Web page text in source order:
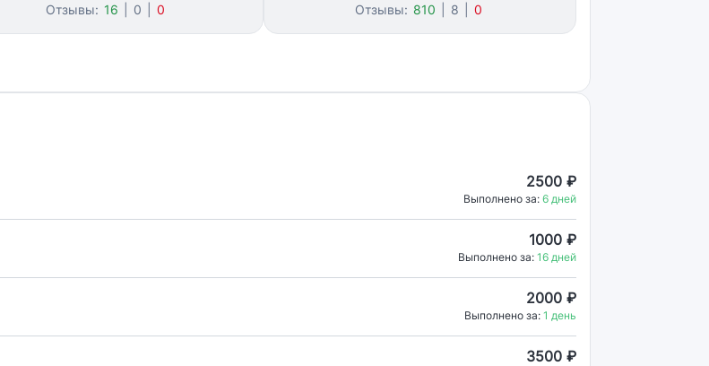
Отзывы: 16 0 0
Отзывы: 810 8 0
2500 ₽
Выполнено за: 6 дней
1000 ₽
Выполнено за: 16 дней
2000 ₽
Выполнено за: 1 день
3500 ₽